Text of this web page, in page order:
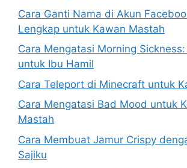
Cara Ganti Nama di Akun
Lengkap untuk Kawan Mastah
Cara Mengatasi Morning
untuk Ibu Hamil
Cara Teleport di Minecraft untuk
Cara Mengatasi Bad Mood untuk
Mastah
Cara Membuat Jamur Crispy
Sajiku